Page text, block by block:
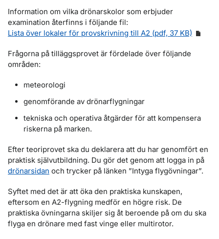
Information om vilka drönarskolor som erbjuder
examination återfinns i följande fil:
Lista över lokaler för provskrivning till A2 (pdf, 37 KB)
Frågorna på tilläggsprovet är fördelade över följande
områden:
meteorologi
genomförande av drönarflygningar
tekniska och operativa åtgärder för att kompensera
riskerna på marken.
Efter teoriprovet ska du deklarera att du har genomfört en
praktisk självutbildning. Du gör det genom att logga in på
drönarsidan och trycker på länken ”Intyga flygövningar”.
Syftet med det är att öka den praktiska kunskapen,
eftersom en A2-flygning medför en högre risk. De
praktiska övningarna skiljer sig åt beroende på om du ska
flyga en drönare med fast vinge eller multirotor.